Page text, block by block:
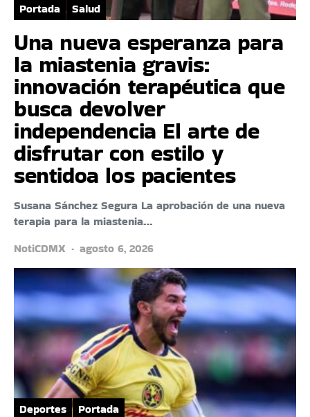
Portada Salud
Una nueva esperanza para
la miastenia gravis:
innovación terapéutica que
busca devolver
independencia El arte de
disfrutar con estilo y
sentidoa los pacientes
Susana Sánchez Segura La aprobación de una nueva
terapia para la miastenia…
NotiCDMX
agosto 6, 2026
Deportes Portada